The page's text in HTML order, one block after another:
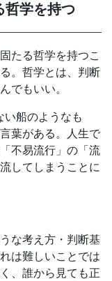
哲学を持つ
たる哲学を持つこ
。哲学とは、判断
でもいい。
い船のようなも
葉がある。人生で
不易流行」の「流
してしまうことに
な考え方・判断基
は難しいことでは
、誰から見ても正